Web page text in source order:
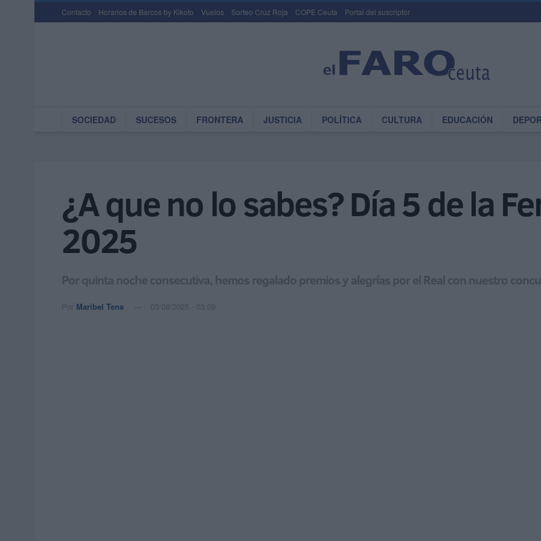
Contacto Horarios de Barcos by Kikoto Vuelos Sorteo Cruz Roja COPE Ceuta Portal del suscriptor
SOCIEDAD SUCESOS FRONTERA JUSTICIA POLÍTICA CULTURA EDUCACIÓN
¿A que no lo sabes? Día 5 de la
2025
Por quinta noche consecutiva, hemos regalado premios y alegrías por el Real con nuestro
Por Maribel Tena 03/08/2025 - 03:09